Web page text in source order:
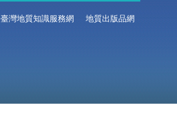
臺灣地質知識服務網 地質出版品網